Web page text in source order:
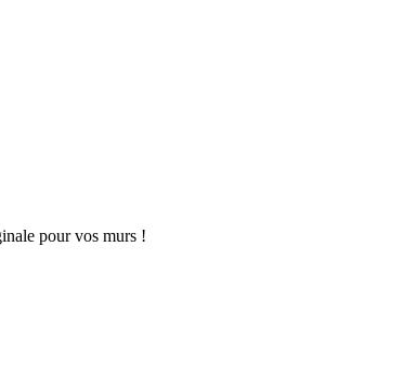
pour vos murs !